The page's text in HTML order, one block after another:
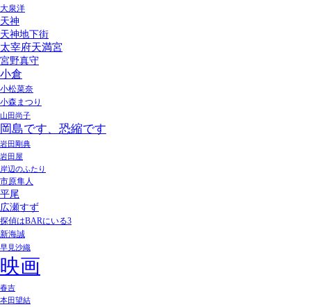
大泉洋
天神
天神地下街
太宰府天満宮
宮野真守
小倉
小松菜奈
小森まつり
山田尚子
岡島です、恐縮です
岩田剛典
岩田屋
岸辺のふたり
市原隼人
平尾
広瀬すず
探偵はBARにいる3
新海誠
早見沙織
映画
春吉
本田望結